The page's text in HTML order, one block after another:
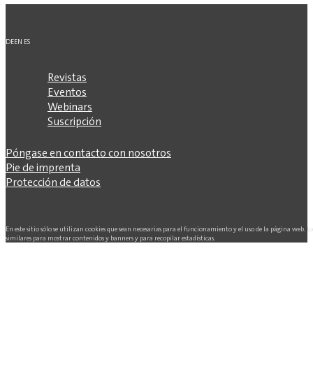
DEEN ES
Revistas
Eventos
Webinars
Suscripción
Póngase en contacto con nosotros
Pie de imprenta
Protección de datos
En este sitio sólo se utilizan cookies que sean necesarias para el funcionamiento y el uso de la página web.
similares para mostrar contenidos y banners y para recopilar estadísticas.